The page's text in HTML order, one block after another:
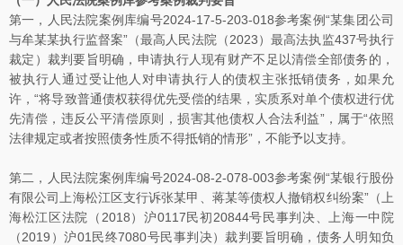
第一，人民法院案例库编号2024-17-5-203-018参考案例“某集团公司
与牟某某执行监督案”（最高人民法院（2023）最高法执监437号执行
裁定）裁判要旨明确，申请执行人现有财产不足以清偿全部债务的，
被执行人通过受让他人对申请执行人的债权主张抵销债务，如果允
许，“将导致普通债权获得优先受偿的结果，实质系对单个债权进行优
先清偿，违反公平清偿原则，损害其他债权人合法利益”，属于“依照
法律规定或者按照债务性质不得抵销的情形”，不能予以支持。
第二，人民法院案例库编号2024-08-2-078-003参考案例“某银行股份
有限公司上海松江区支行诉张某甲、蒋某等债权人撤销权纠纷案”（上
海松江区法院（2018）沪0117民初20844号民事判决、上海一中院
（2019）沪01民终7080号民事判决）裁判要旨明确，债务人明知负